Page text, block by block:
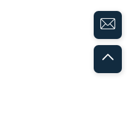
Interrupteur Intelligent Wifi,